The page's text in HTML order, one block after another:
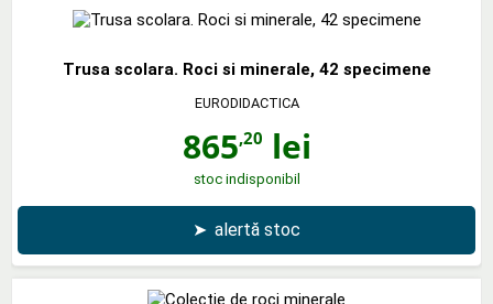
Trusa scolara. Roci si minerale, 42 specimene
EURODIDACTICA
865,20 lei
stoc indisponibil
➤ alertă stoc